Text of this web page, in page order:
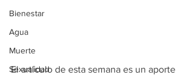
Bienestar
Agua
Muerte
Sexualidad
El artículo de esta semana es un aporte